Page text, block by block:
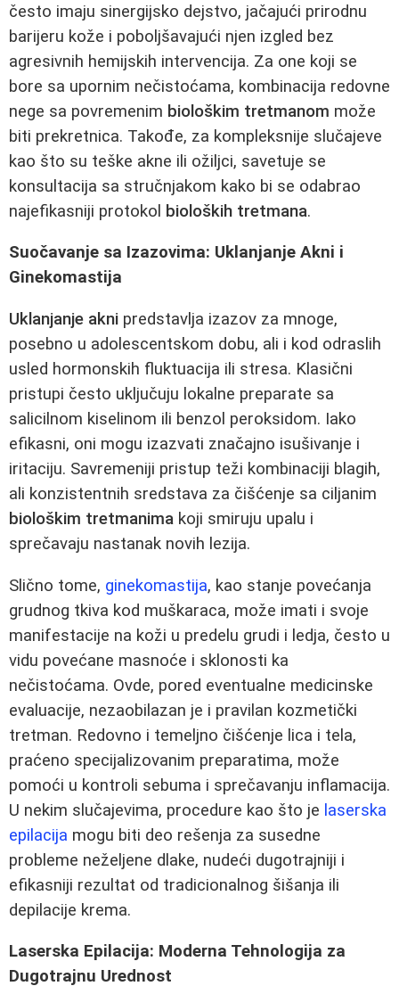
često imaju sinergijsko dejstvo, jačajući prirodnu
barijeru kože i poboljšavajući njen izgled bez
agresivnih hemijskih intervencija. Za one koji se
bore sa upornim nečistoćama, kombinacija redovne
nege sa povremenim biološkim tretmanom može
biti prekretnica. Takođe, za kompleksnije slučajeve
kao što su teške akne ili ožiljci, savetuje se
konsultacija sa stručnjakom kako bi se odabrao
najefikasniji protokol bioloških tretmana.
Suočavanje sa Izazovima: Uklanjanje Akni i
Ginekomastija
Uklanjanje akni predstavlja izazov za mnoge,
posebno u adolescentskom dobu, ali i kod odraslih
usled hormonskih fluktuacija ili stresa. Klasični
pristupi često uključuju lokalne preparate sa
salicilnom kiselinom ili benzol peroksidom. Iako
efikasni, oni mogu izazvati značajno isušivanje i
iritaciju. Savremeniji pristup teži kombinaciji blagih,
ali konzistentnih sredstava za čišćenje sa ciljanim
biološkim tretmanima koji smiruju upalu i
sprečavaju nastanak novih lezija.
Slično tome, ginekomastija, kao stanje povećanja
grudnog tkiva kod muškaraca, može imati i svoje
manifestacije na koži u predelu grudi i ledja, često u
vidu povećane masnoće i sklonosti ka
nečistoćama. Ovde, pored eventualne medicinske
evaluacije, nezaobilazan je i pravilan kozmetički
tretman. Redovno i temeljno čišćenje lica i tela,
praćeno specijalizovanim preparatima, može
pomoći u kontroli sebuma i sprečavanju inflamacija.
U nekim slučajevima, procedure kao što je laserska
epilacija mogu biti deo rešenja za susedne
probleme neželjene dlake, nudeći dugotrajniji i
efikasniji rezultat od tradicionalnog šišanja ili
depilacije krema.
Laserska Epilacija: Moderna Tehnologija za
Dugotrajnu Urednost